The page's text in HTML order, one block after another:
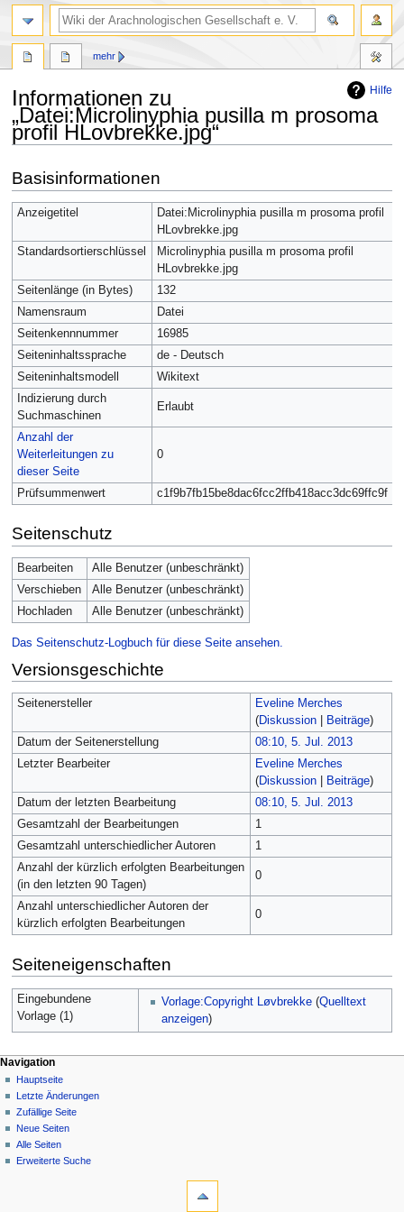
Hilfe
Informationen zu
„Datei:Microlinyphia pusilla m prosoma
profil HLovbrekke.jpg“
Navigation
springen
Suche
springen
Basisinformationen
Anzeigetitel
Datei:Microlinyphia pusilla m prosoma profil
HLovbrekke.jpg
Standardsortierschlüssel
Microlinyphia pusilla m prosoma profil
HLovbrekke.jpg
Seitenlänge (in Bytes)
132
Namensraum
Datei
Seitenkennnummer
16985
Seiteninhaltssprache
de - Deutsch
Seiteninhaltsmodell
Wikitext
Indizierung durch
Suchmaschinen
Erlaubt
Anzahl der
Weiterleitungen zu
dieser Seite
0
Prüfsummenwert c1f9b7fb15be8dac6fcc2ffb418acc3dc69ffc9f
Seitenschutz
Bearbeiten
Alle Benutzer (unbeschränkt)
Verschieben
Alle Benutzer (unbeschränkt)
Hochladen
Alle Benutzer (unbeschränkt)
Das Seitenschutz-Logbuch für diese Seite ansehen.
Versionsgeschichte
Seitenersteller
Eveline Merches
(Diskussion| Beiträge)
Datum der Seitenerstellung
08:10, 5. Jul. 2013
Letzter Bearbeiter
Eveline Merches
(Diskussion| Beiträge)
Datum der letzten Bearbeitung
08:10, 5. Jul. 2013
Gesamtzahl der Bearbeitungen
1
Gesamtzahl unterschiedlicher Autoren
1
Anzahl der kürzlich erfolgten Bearbeitungen
(in den letzten 90 Tagen)
0
Anzahl unterschiedlicher Autoren der
kürzlich erfolgten Bearbeitungen
0
Seiteneigenschaften
Eingebundene
Vorlage (1)
Vorlage:Copyright Løvbrekke (Quelltext
anzeigen)
mehr
Navigation
Hauptseite
Letzte Änderungen
Zufällige Seite
Neue Seiten
Alle Seiten
Erweiterte Suche